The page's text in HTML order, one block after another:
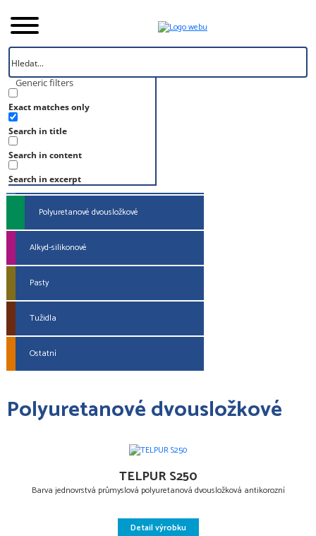
Generic filters
Exact matches only
Search in title
Search in content
Search in excerpt
Úvod
Polyuretanové dvousložkové
Epoxidové dvousložkové
Polyuretanové dvousložkové
Alkyd-silikonové
Pasty
Tužidla
Ostatní
Polyuretanové dvousložkové
TELPUR S250
Barva jednovrstvá průmyslová polyuretanová dvousložková antikorozní
Detail výrobku